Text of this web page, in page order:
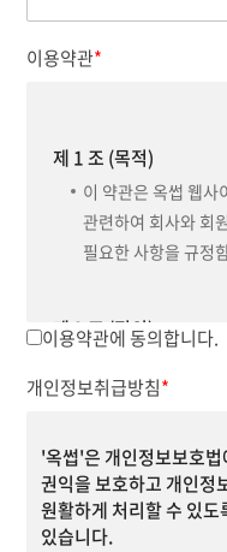
이용약관*
제 1 조 (목적)
이 약관은 옥썹 웹사
관련하여 회사와 회
필요한 사항을 규정
제 2 조 (정의)
제반 서비스를 의미합
③"아이디(ID)"라 함은
위하여 “회원”이 정하
이용약관에 동의합니다.
개인정보취급방침*
'옥썹'은 개인정보보호
권익을 보호하고 개인정
원활하게 처리할 수 있
있습니다.